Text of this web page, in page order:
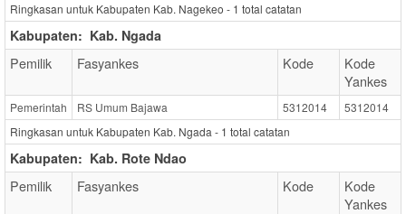
Ringkasan untuk Kabupaten Kab. Nagekeo - 1 total catatan
Kabupaten: Kab. Ngada
Pemilik Fasyankes Kode
Kode
Yankes
Pemerintah RS Umum Bajawa 5312014
5312014
Ringkasan untuk Kabupaten Kab. Ngada - 1 total catatan
Kabupaten: Kab. Rote Ndao
Pemilik Fasyankes Kode
Kode
Yankes